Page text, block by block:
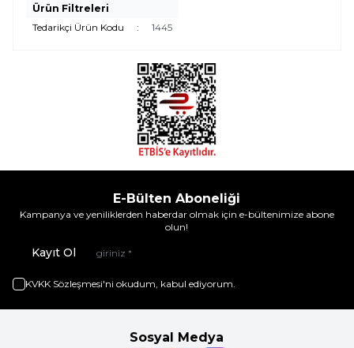
Ürün Filtreleri
Tedarikçi Ürün Kodu
: 1445
E-Bülten Aboneliği
Kampanya ve yeniliklerden haberdar olmak için e-bültenimize abone
olun!
Kayıt Ol
KVKK Sözleşmesi'ni okudum, kabul ediyorum.
Sosyal Medya